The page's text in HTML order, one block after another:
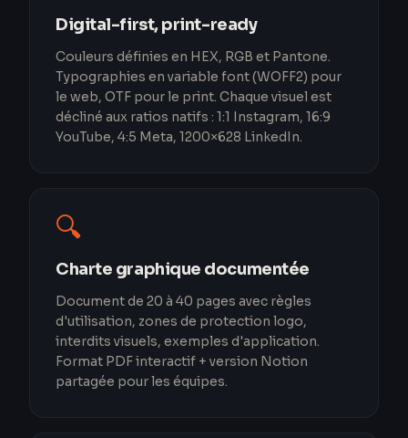
Digital-first, print-ready
Couleurs définies en HEX, RGB et Pantone.
Typographies en variable font (WOFF2) pour
le web, OTF pour le print. Chaque visuel est
décliné aux ratios natifs : 1:1 Instagram, 16:9
YouTube, 4:5 Meta, 1200×628 LinkedIn.
🔍
Charte graphique documentée
Document de 20 à 40 pages avec règles
d'utilisation, zones de protection logo,
interdits visuels, exemples d'application.
Format PDF interactif + version Notion
partagée pour les équipes.